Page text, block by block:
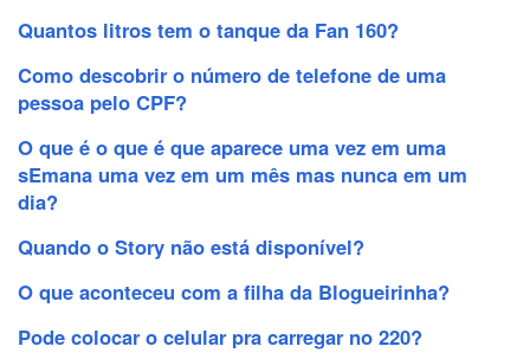
Quantos litros tem o tanque da Fan 160?
Como descobrir o número de telefone de uma
pessoa pelo CPF?
O que é o que é que aparece uma vez em uma
sEmana uma vez em um mês mas nunca em um
dia?
Quando o Story não está disponível?
O que aconteceu com a filha da Blogueirinha?
Pode colocar o celular pra carregar no 220?